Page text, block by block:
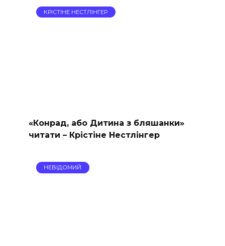
КРІСТІНЕ НЕСТЛІНГЕР
«Конрад, або Дитина з бляшанки»
читати – Крістіне Нестлінгер
НЕВІДОМИЙ